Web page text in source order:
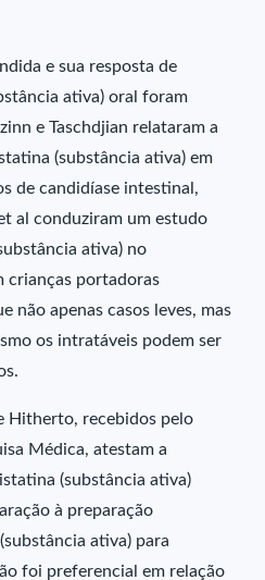
e sua resposta de
ativa) oral foram
e Taschdjian relataram a
(substância ativa) em
de candidíase intestinal,
al conduziram um estudo
ativa) no
crianças portadoras
não apenas casos leves, mas
os intratáveis podem ser
Hitherto, recebidos pelo
Médica, atestam a
(substância ativa)
à preparação
ativa) para
foi preferencial em relação